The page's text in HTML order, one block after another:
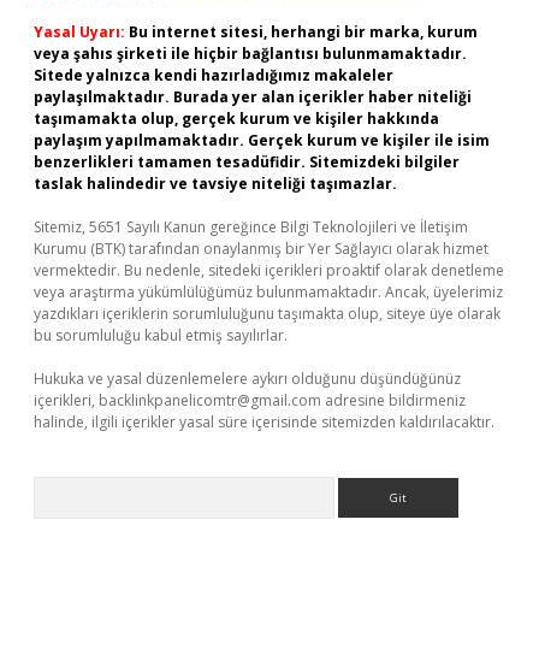
Yasal Uyarı: Bu internet sitesi, herhangi bir marka, kurum
veya şahıs şirketi ile hiçbir bağlantısı bulunmamaktadır.
Sitede yalnızca kendi hazırladığımız makaleler
paylaşılmaktadır. Burada yer alan içerikler haber niteliği
taşımamakta olup, gerçek kurum ve kişiler hakkında
paylaşım yapılmamaktadır. Gerçek kurum ve kişiler ile isim
benzerlikleri tamamen tesadüfidir. Sitemizdeki bilgiler
taslak halindedir ve tavsiye niteliği taşımazlar.
Sitemiz, 5651 Sayılı Kanun gereğince Bilgi Teknolojileri ve İletişim
Kurumu (BTK) tarafından onaylanmış bir Yer Sağlayıcı olarak hizmet
vermektedir. Bu nedenle, sitedeki içerikleri proaktif olarak denetleme
veya araştırma yükümlülüğümüz bulunmamaktadır. Ancak, üyelerimiz
yazdıkları içeriklerin sorumluluğunu taşımakta olup, siteye üye olarak
bu sorumluluğu kabul etmiş sayılırlar.
Hukuka ve yasal düzenlemelere aykırı olduğunu düşündüğünüz
içerikleri, backlinkpanelicomtr@gmail.com adresine bildirmeniz
halinde, ilgili içerikler yasal süre içerisinde sitemizden kaldırılacaktır.